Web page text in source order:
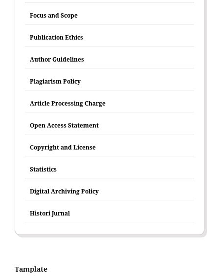
Focus and Scope
Publication Ethics
Author Guidelines
Plagiarism Policy
Article Processing Charge
Open Access Statement
Copyright and License
Statistics
Digital Archiving Policy
Histori Jurnal
Tamplate